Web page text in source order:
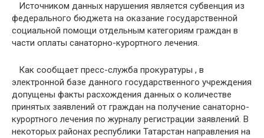
Источником данных нарушения является субвенция из
федерального бюджета на оказание государственной
социальной помощи отдельным категориям граждан в
части оплаты санаторно-курортного лечения.
Как сообщает пресс-служба прокуратуры , в
электронной базе данного государственного учреждения
допущены факты расхождения данных о количестве
принятых заявлений от граждан на получение санаторно-
курортного лечения по журналу регистрации заявлений. В
некоторых районах республики Татарстан направления на